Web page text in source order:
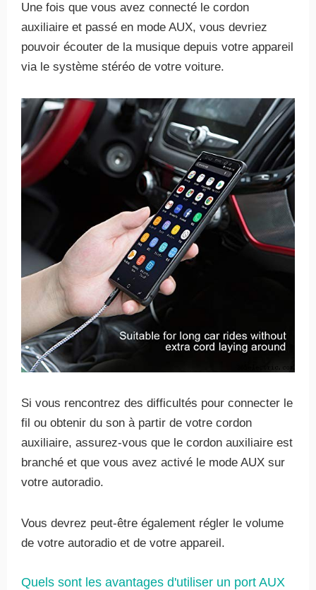
Une fois que vous avez connecté le cordon
auxiliaire et passé en mode AUX, vous devriez
pouvoir écouter de la musique depuis votre appareil
via le système stéréo de votre voiture.
Si vous rencontrez des difficultés pour connecter le
fil ou obtenir du son à partir de votre cordon
auxiliaire, assurez-vous que le cordon auxiliaire est
branché et que vous avez activé le mode AUX sur
votre autoradio.
Vous devrez peut-être également régler le volume
de votre autoradio et de votre appareil.
Quels sont les avantages d'utiliser un port AUX